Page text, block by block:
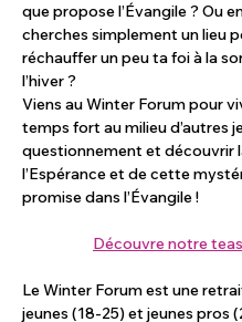
que propose l’Évangile ? Ou
cherches simplement un lieu
réchauffer un peu ta foi à la
l’hiver ?
Viens au Winter Forum pour
temps fort au milieu d’autres
questionnement et découvrir
l’Espérance et de cette
promise dans l’Évangile !
Découvre notre
Le Winter Forum est une
jeunes (18-25) et jeunes pros